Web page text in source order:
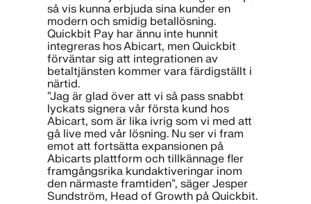
så vis kunna erbjuda sina kunder en
modern och smidig betallösning.
Quickbit Pay har ännu inte hunnit
integreras hos Abicart, men Quickbit
förväntar sig att integrationen av
betaltjänsten kommer vara färdigställt i
närtid.
”Jag är glad över att vi så pass snabbt
lyckats signera vår första kund hos
Abicart, som är lika ivrig som vi med att
gå live med vår lösning. Nu ser vi fram
emot att fortsätta expansionen på
Abicarts plattform och tillkännage fler
framgångsrika kundaktiveringar inom
den närmaste framtiden”, säger Jesper
Sundström, Head of Growth på Quickbit.